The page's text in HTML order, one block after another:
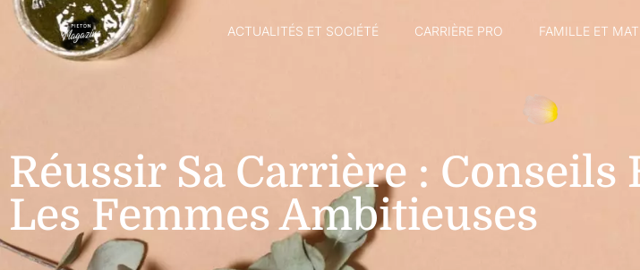
ACTUALITÉS ET SOCIÉTÉ CARRIÈRE PRO FAMILLE ET
Réussir Sa Carrière : Conseils
Les Femmes Ambitieuses